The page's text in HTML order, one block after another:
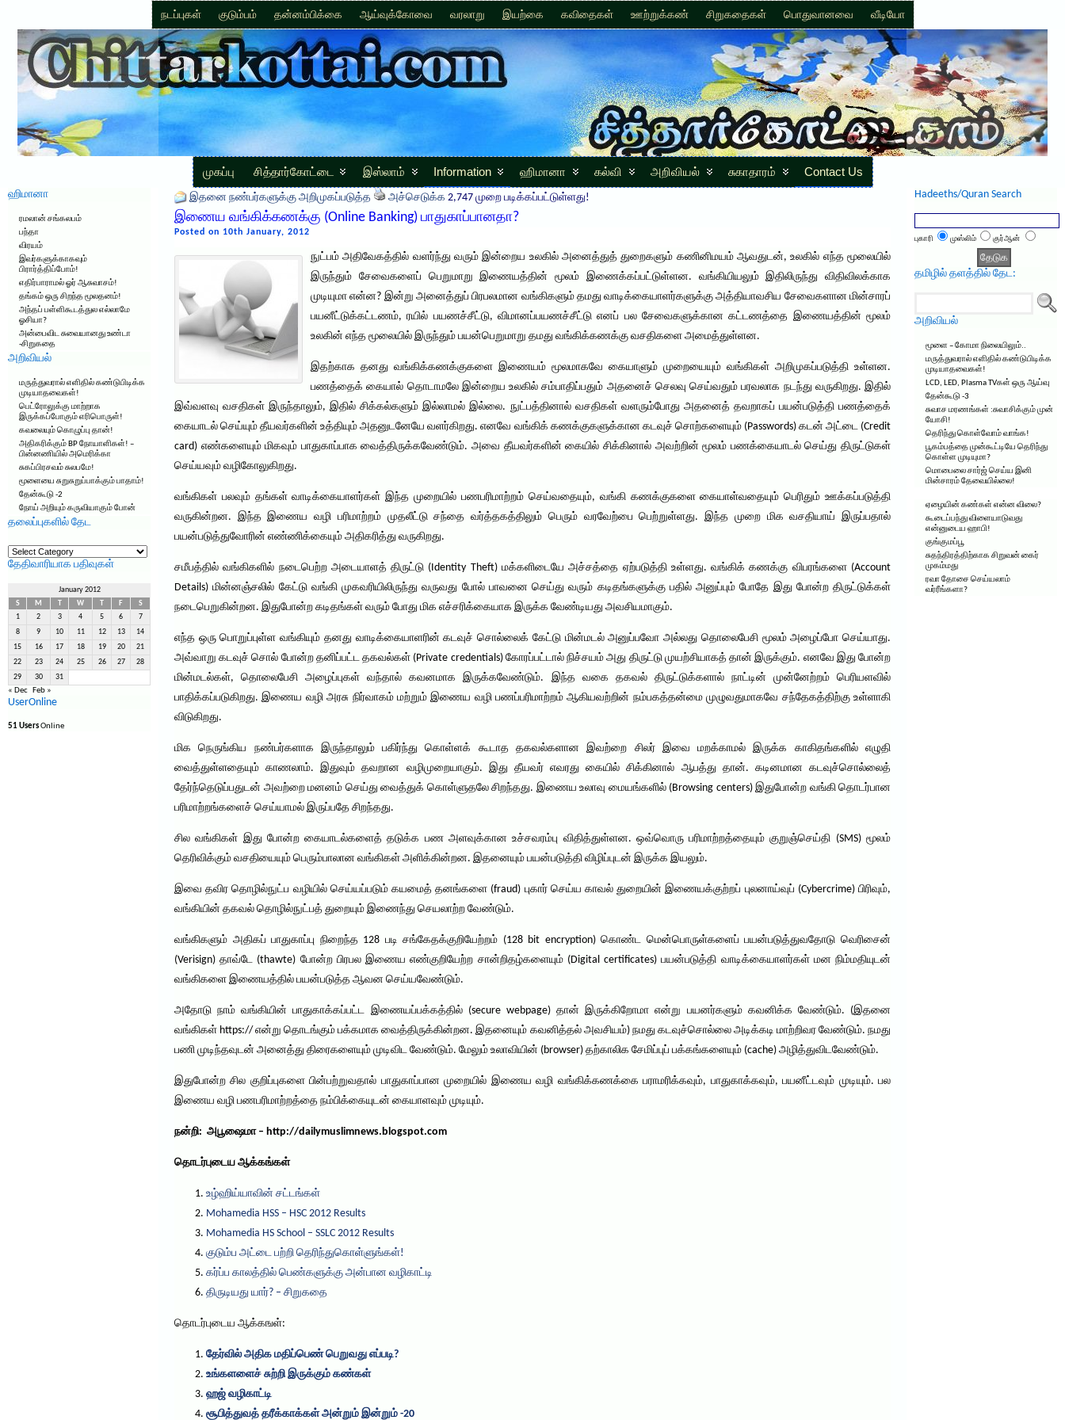
நடப்புகள் குடும்பம் தன்னம்பிக்கை ஆய்வுக்கோவை வரலாறு இயற்கை கவிதைகள் ஊற்றுக்கண் சிறுகதைகள் பொதுவானவை வீடியோ
முகப்பு சித்தார்கோட்டை இஸ்லாம் Information ஹிமானா கல்வி அறிவியல் சுகாதாரம் Contact Us
ஹிமானா
ரமலான் சங்கலபம்
பந்தா
விரயம்
இவர்களுக்காகவும்
பிரார்த்திப்போம்!
எதிர்பாராமல் ஓர் ஆசுவாசம்!
தங்கம் ஒரு சிறந்த மூலதனம்!
அந்தப் பள்ளிகூடத்துல எல்லாமே
ஓசியா?
அன்பைவிட சுவையானது உண்டா
-சிறுகதை
அறிவியல்
மருத்துவரால் எளிதில் கண்டுபிடிக்க
முடியாதவைகள்!
பெட்ரோலுக்கு மாற்றாக
இருக்கப்போகும் எரிபொருள்!
கவலையும் கொழுப்பு தான்!
அதிகரிக்கும் BP நோயாளிகள்! –
பின்னணியில் அமெரிக்கா
சுகப்பிரசவம் சுலபமே!
மூளையை சுறுசுறுப்பாக்கும் பாதாம்!
தேன்கூடு -2
நோய் அறியும் கருவியாகும் போன்
தலைப்புகளில் தேட
தலைப்புகளில்
தேட
தேதிவாரியாக பதிவுகள்
January 2012
S
M W F
S
1
2 3 4 5 6 7
8 9 10 11 12 13 14
15 16 17 18 19 20 21
22 23 24 25 26 27 28
29 30 31
« Dec Feb »
UserOnline
51 UsersOnline
இதனை நண்பர்களுக்கு அறிமுகப்படுத்த அச்செடுக்க 2,747 முறை படிக்கப்பட்டுள்ளது!
இணைய வங்கிக்கணக்கு (Online Banking) பாதுகாப்பானதா?
Posted on 10th January, 2012
நுட்பம் அதிவேகத்தில் வளர்ந்து வரும் இன்றைய உலகில் அனைத்துத் துறைகளும் கணினிமயம் ஆவதுடன், உலகில் எந்த மூலையில்
இருந்தும் சேவைகளைப் பெறுமாறு இணையத்தின் மூலம் இணைக்கப்பட்டுள்ளன. வங்கியியலும் இதிலிருந்து விதிவிலக்காக
முடியுமா என்ன? இன்று அனைத்துப் பிரபலமான வங்கிகளும் தமது வாடிக்கையாளர்களுக்கு அத்தியாவசிய சேவைகளான மின்சாரப்
பயனீட்டுக்கட்டணம், ரயில் பயணச்சீட்டு, விமானப்பயணச்சீட்டு எனப் பல சேவைகளுக்கான கட்டணத்தை இணையத்தின் மூலம்
உலகின் எந்த மூலையில் இருந்தும் பயன்பெறுமாறு தமது வங்கிக்கணக்கு வசதிகளை அமைத்துள்ளன.
இதற்காக தனது வங்கிக்கணக்குகளை இணையம் மூலமாகவே கையாளும் முறையையும் வங்கிகள் அறிமுகப்படுத்தி உள்ளன.
பணத்தைக் கையால் தொடாமலே இன்றைய உலகில் சம்பாதிப்பதும் அதனைச் செலவு செய்வதும் பரவலாக நடந்து வருகிறது. இதில்
இவ்வளவு வசதிகள் இருந்தாலும், இதில் சிக்கல்களும் இல்லாமல் இல்லை. நுட்பத்தினால் வசதிகள் வளரும்போது அதனைத் தவறாகப் பயன்படுத்தி பணத்தைக்
கையாடல் செய்யும் தீயவர்களின் உத்தியும் அதனுடனேயே வளர்கிறது. எனவே வங்கிக் கணக்குகளுக்கான கடவுச் சொற்களையும் (Passwords) கடன் அட்டை (Credit
card) எண்களையும் மிகவும் பாதுகாப்பாக வைத்திருக்கவேண்டும். அவை தீயவர்களின் கையில் சிக்கினால் அவற்றின் மூலம் பணக்கையாடல் செய்து திருட்டுகள்
செய்யவும் வழிகோலுகிறது.
வங்கிகள் பலவும் தங்கள் வாடிக்கையாளர்கள் இந்த முறையில் பணபரிமாற்றம் செய்வதையும், வங்கி கணக்குகளை கையாள்வதையும் பெரிதும் ஊக்கப்படுத்தி
வருகின்றன. இந்த இணைய வழி பரிமாற்றம் முதலீட்டு சந்தை வர்த்தகத்திலும் பெரும் வரவேற்பை பெற்றுள்ளது. இந்த முறை மிக வசதியாய் இருப்பதால்
பயன்படுத்துவோரின் எண்ணிக்கையும் அதிகரித்து வருகிறது.
சமீபத்தில் வங்கிகளில் நடைபெற்ற அடையாளத் திருட்டு (Identity Theft) மக்களிடையே அச்சத்தை ஏற்படுத்தி உள்ளது. வங்கிக் கணக்கு விபரங்களை (Account
Details) மின்னஞ்சலில் கேட்டு வங்கி முகவரியிலிருந்து வருவது போல் பாவனை செய்து வரும் கடிதங்களுக்கு பதில் அனுப்பும் போதே இது போன்ற திருட்டுக்கள்
நடைபெறுகின்றன. இதுபோன்ற கடிதங்கள் வரும் போது மிக எச்சரிக்கையாக இருக்க வேண்டியது அவசியமாகும்.
எந்த ஒரு பொறுப்புள்ள வங்கியும் தனது வாடிக்கையாளரின் கடவுச் சொல்லைக் கேட்டு மின்மடல் அனுப்பவோ அல்லது தொலைபேசி மூலம் அழைப்போ செய்யாது.
அவ்வாறு கடவுச் சொல் போன்ற தனிப்பட்ட தகவல்கள் (Private credentials) கோரப்பட்டால் நிச்சயம் அது திருட்டு முயற்சியாகத் தான் இருக்கும். எனவே இது போன்ற
மின்மடல்கள், தொலைபேசி அழைப்புகள் வந்தால் கவனமாக இருக்கவேண்டும். இந்த வகை தகவல் திருட்டுக்களால் நாட்டின் முன்னேற்றம் பெரியளவில்
பாதிக்கப்படுகிறது. இணைய வழி அரசு நிர்வாகம் மற்றும் இணைய வழி பணப்பரிமாற்றம் ஆகியவற்றின் நம்பகத்தன்மை முழுவதுமாகவே சந்தேகத்திற்கு உள்ளாகி
விடுகிறது.
மிக நெருங்கிய நண்பர்களாக இருந்தாலும் பகிர்ந்து கொள்ளக் கூடாத தகவல்களான இவற்றை சிலர் இவை மறக்காமல் இருக்க காகிதங்களில் எழுதி
வைத்துள்ளதையும் காணலாம். இதுவும் தவறான வழிமுறையாகும். இது தீயவர் எவரது கையில் சிக்கினால் ஆபத்து தான். கடினமான கடவுச்சொல்லைத்
தேர்ந்தெடுப்பதுடன் அவற்றை மனனம் செய்து வைத்துக் கொள்ளுதலே சிறந்தது. இணைய உலாவு மையங்களில் (Browsing centers) இதுபோன்ற வங்கி தொடர்பான
பரிமாற்றங்களைச் செய்யாமல் இருப்பதே சிறந்தது.
சில வங்கிகள் இது போன்ற கையாடல்களைத் தடுக்க பண அளவுக்கான உச்சவரம்பு விதித்துள்ளன. ஒவ்வொரு பரிமாற்றத்தையும் குறுஞ்செய்தி (SMS) மூலம்
தெரிவிக்கும் வசதியையும் பெரும்பாலான வங்கிகள் அளிக்கின்றன. இதனையும் பயன்படுத்தி விழிப்புடன் இருக்க இயலும்.
இவை தவிர தொழில்நுட்ப வழியில் செய்யப்படும் கயமைத் தனங்களை (fraud) புகார் செய்ய காவல் துறையின் இணையக்குற்றப் புலனாய்வுப் (Cybercrime) பிரிவும்,
வங்கியின் தகவல் தொழில்நுட்பத் துறையும் இணைந்து செயலாற்ற வேண்டும்.
வங்கிகளும் அதிகப் பாதுகாப்பு நிறைந்த 128 படி சங்கேதக்குறியேற்றம் (128 bit encryption) கொண்ட மென்பொருள்களைப் பயன்படுத்துவதோடு வெரிசைன்
(Verisign) தாவ்டே (thawte) போன்ற பிரபல இணைய எண்குறியேற்ற சான்றிதழ்களையும் (Digital certificates) பயன்படுத்தி வாடிக்கையாளர்கள் மன நிம்மதியுடன்
வங்கிகளை இணையத்தில் பயன்படுத்த ஆவன செய்யவேண்டும்.
அதோடு நாம் வங்கியின் பாதுகாக்கப்பட்ட இணையப்பக்கத்தில் (secure webpage) தான் இருக்கிறோமா என்று பயனர்களும் கவனிக்க வேண்டும். (இதனை
வங்கிகள் https:// என்று தொடங்கும் பக்கமாக வைத்திருக்கின்றன. இதனையும் கவனித்தல் அவசியம்) நமது கடவுச்சொல்லை அடிக்கடி மாற்றிவர வேண்டும். நமது
பணி முடிந்தவுடன் அனைத்து திரைகளையும் முடிவிட வேண்டும். மேலும் உலாவியின் (browser) தற்காலிக சேமிப்புப் பக்கங்களையும் (cache) அழித்துவிடவேண்டும்.
இதுபோன்ற சில குறிப்புகளை பின்பற்றுவதால் பாதுகாப்பான முறையில் இணைய வழி வங்கிக்கணக்கை பராமரிக்கவும், பாதுகாக்கவும், பயனீட்டவும் முடியும். பல
இணைய வழி பணபரிமாற்றத்தை நம்பிக்கையுடன் கையாளவும் முடியும்.
நன்றி: அபூஷைமா – http://dailymuslimnews.blogspot.com
தொடர்புடைய ஆக்கங்கள்
உழ்ஹிய்யாவின் சட்டங்கள்
Mohamedia HSS – HSC 2012 Results
Mohamedia HS School – SSLC 2012 Results
குடும்ப அட்டை பற்றி தெரிந்துகொள்ளுங்கள்!
கர்ப்ப காலத்தில் பெண்களுக்கு அன்பான வழிகாட்டி
திருடியது யார்? – சிறுகதை
தொடர்புடைய ஆக்கஙள்:
தேர்வில் அதிக மதிப்பெண் பெறுவது எப்படி?
உங்களளைச் சுற்றி இருக்கும் கண்கள்
ஹஜ் வழிகாட்டி
சூபித்துவத் தரீக்காக்கள் அன்றும் இன்றும் -20
Hadeeths/Quran Search
புகாரி முஸ்லிம் குர்ஆன்
தமிழில் தளத்தில் தேட:
அறிவியல்
மூளை – கோமா நிலையிலும்..
மருத்துவரால் எளிதில் கண்டுபிடிக்க
முடியாதவைகள்!
LCD, LED, Plasma TVகள் ஒரு ஆய்வு
தேன்கூடு -3
சுவாச மரணங்கள் :சுவாசிக்கும் முன்
யோசி!
தெரிந்து கொள்வோம் வாங்க!
பூகம்பத்தை முன்கூட்டியே தெரிந்து
கொள்ள முடியுமா?
மொபைலை சார்ஜ் செய்ய இனி
மின்சாரம் தேவையில்லை!
ஏழையின் கண்கள் என்ன விலை?
கூடைப்பந்து விளையாடுவது
என்னுடைய ஹாபி!
குங்குமப்பூ
சுதந்திரத்திற்காக சிறுவன் கைர்
முகம்மது
ரவா தோசை செய்யலாம்
வர்ரீங்களா?